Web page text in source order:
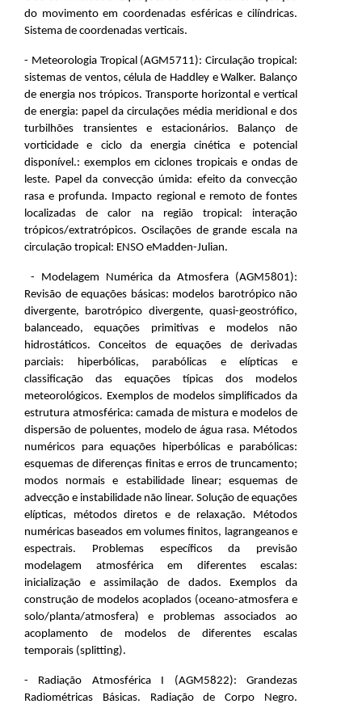
do movimento em coordenadas esféricas e cilíndricas.
Sistema de coordenadas verticais.
- Meteorologia Tropical (AGM5711): Circulação tropical:
sistemas de ventos, célula de Haddley e Walker. Balanço
de energia nos trópicos. Transporte horizontal e vertical
de energia: papel da circulações média meridional e dos
turbilhões transientes e estacionários. Balanço de
vorticidade e ciclo da energia cinética e potencial
disponível.: exemplos em ciclones tropicais e ondas de
leste. Papel da convecção úmida: efeito da convecção
rasa e profunda. Impacto regional e remoto de fontes
localizadas de calor na região tropical: interação
trópicos/extratrópicos. Oscilações de grande escala na
circulação tropical: ENSO eMadden-Julian.
- Modelagem Numérica da Atmosfera (AGM5801):
Revisão de equações básicas: modelos barotrópico não
divergente, barotrópico divergente, quasi-geostrófico,
balanceado, equações primitivas e modelos não
hidrostáticos. Conceitos de equações de derivadas
parciais: hiperbólicas, parabólicas e elípticas e
classificação das equações típicas dos modelos
meteorológicos. Exemplos de modelos simplificados da
estrutura atmosférica: camada de mistura e modelos de
dispersão de poluentes, modelo de água rasa. Métodos
numéricos para equações hiperbólicas e parabólicas:
esquemas de diferenças finitas e erros de truncamento;
modos normais e estabilidade linear; esquemas de
advecção e instabilidade não linear. Solução de equações
elípticas, métodos diretos e de relaxação. Métodos
numéricas baseados em volumes finitos, lagrangeanos e
espectrais. Problemas específicos da previsão
modelagem atmosférica em diferentes escalas:
inicialização e assimilação de dados. Exemplos da
construção de modelos acoplados (oceano-atmosfera e
solo/planta/atmosfera) e problemas associados ao
acoplamento de modelos de diferentes escalas
temporais (splitting).
- Radiação Atmosférica I (AGM5822): Grandezas
Radiométricas Básicas. Radiação de Corpo Negro.